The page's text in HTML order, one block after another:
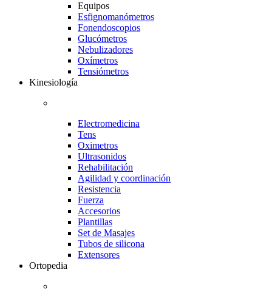
Equipos
Esfignomanómetros
Fonendoscopios
Glucómetros
Nebulizadores
Oxímetros
Tensiómetros
Kinesiología
Electromedicina
Tens
Oximetros
Ultrasonidos
Rehabilitación
Agilidad y coordinación
Resistencia
Fuerza
Accesorios
Plantillas
Set de Masajes
Tubos de silicona
Extensores
Ortopedia